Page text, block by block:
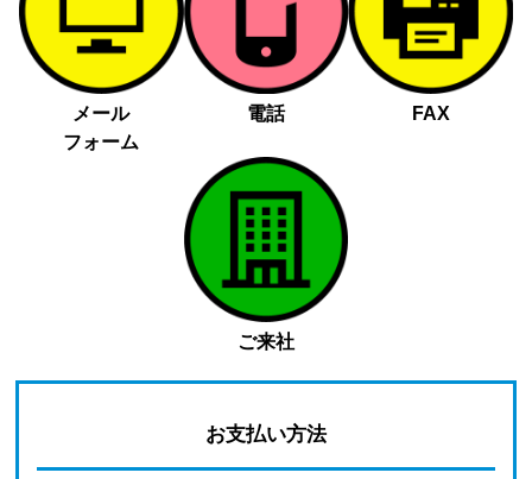
メール
フォーム
電話 FAX
ご来社
お支払い方法